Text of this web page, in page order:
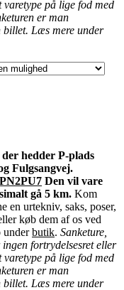
på lige fod med
er man
billet. Læs mere under
hedder P-plads
Fulgsangvej.
Den vil vare
gå 5 km. Kom
en urtekniv, saks, poser,
køb dem af os ved
underbutik. Sanketure,
fortrydelsesret eller
på lige fod med
er man
billet. Læs mere under